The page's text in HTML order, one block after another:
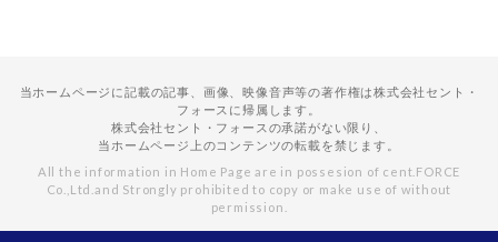
当ホームページに記載の記事、画像、映像音声等の著作権は株式会社セント・
フォースに帰属します。
株式会社セント・フォースの承諾がない限り、
当ホームページ上のコンテンツの転載を禁じます。
All the information in Home Page are in possesion of cent.FORCE
Co.,Ltd.and Strongly prohibited to copy or make use of without
permission.